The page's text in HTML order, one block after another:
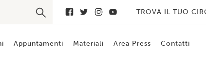
TROVA IL TUO
Appuntamenti Materiali Area Press Contatti